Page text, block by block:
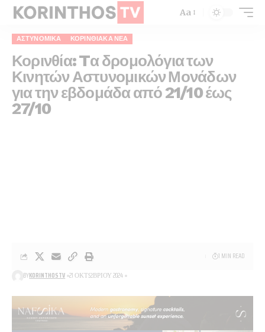
Aa
ΑΣΤΥΝΟΜΙΚΆ ΚΟΡΙΝΘΙΑΚΆ ΝΈΑ
Κορινθία: Tα δρομολόγια των
Κινητών Αστυνομικών Μονάδων
για την εβδομάδα από 21/10 έως
27/10
BYKORINTHOSTV 21 ΟΚΤΩΒΡΊΟΥ 2024
1 MIN READ